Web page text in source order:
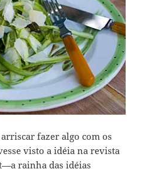
fazer algo com os
visto a idéia na revista
rainha das idéias